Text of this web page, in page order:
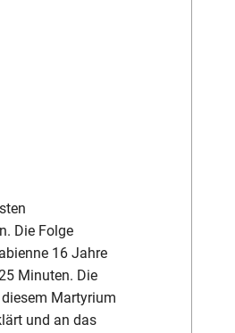
Die Folge
16 Jahre
Minuten. Die
Martyrium
und an das